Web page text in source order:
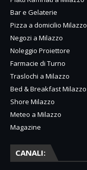
Bar e Gelaterie
Pizza a domicilio Milazzo
Negozi a Milazzo
Noleggio Proiettore
Farmacie di Turno
Traslochi a Milazzo
Bed & Breakfast Milazzo
Shore Milazzo
Meteo a Milazzo
Magazine
CANALI: